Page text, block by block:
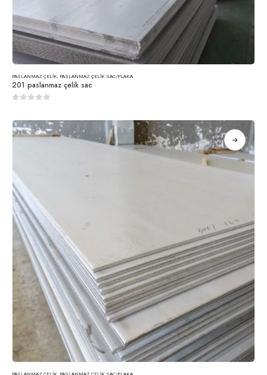
PASLANMAZ ÇELIK, PASLANMAZ ÇELIK SAC/PLAKA
201 paslanmaz çelik sac